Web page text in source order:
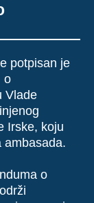
potpisan je
o
Vlade
Irske, koju
ambasada.
o